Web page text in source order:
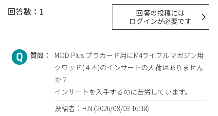
回答数：1
回答の投稿には
ログインが必要です
質問：
MOD Plus プラカード用にM4ライフルマガジン用
クワッド(４本)のインサートの入荷はありません
か？
インサートを入手するのに苦労しています。
投稿者：H.N (2026/08/03 16:18)